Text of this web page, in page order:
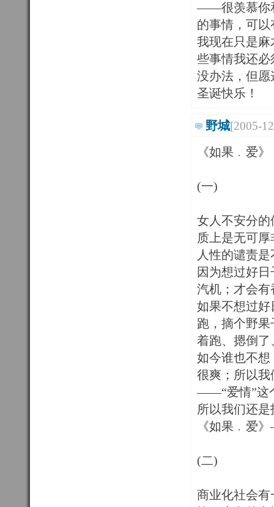
——很羡慕你
的事情，可
我现在只是
些事情我还
没办法，但
圣诞快乐！
野城[2005-
《如果﹒爱
(一)
女人不安分
质上是无可
人性的谴责
因为想过好
汽机；才会
如果不想过
跑，摘个野
着跑、摁倒
如今谁也不
很爽；所以我
——“爱情”这
所以我们还
《如果﹒爱
(二)
商业化社会